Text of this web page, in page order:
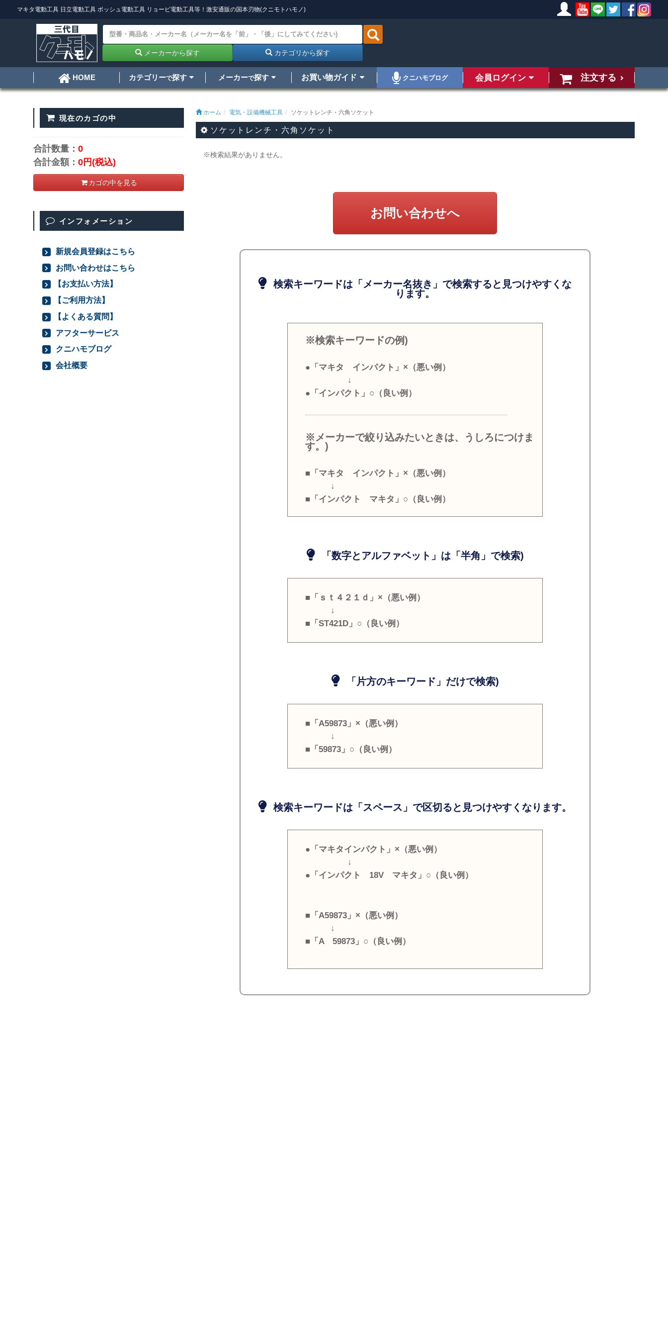
マキタ電動工具 日立電動工具 ボッシュ電動工具 リョービ電動工具等！激安通販の国本刃物(クニモトハモノ)
メーカーから探す カテゴリから探す
HOME カテゴリーで探す メーカーで探す お買い物ガイド クニハモブログ 会員ログイン 注文する
ホーム 電気・設備機械工具 ソケットレンチ・六角ソケット
ソケットレンチ・六角ソケット
※検索結果がありません。
お問い合わせへ
検索キーワードは「メーカー名抜き」で検索すると見つけやすくな
ります。
※検索キーワードの例)
●「マキタ インパクト」×（悪い例）
↓
●「インパクト」○（良い例）
※メーカーで絞り込みたいときは、うしろにつけま
す。)
■「マキタ インパクト」×（悪い例）
↓
■「インパクト マキタ」○（良い例）
「数字とアルファベット」は「半角」で検索)
■「ｓｔ４２１ｄ」×（悪い例）
↓
■「ST421D」○（良い例）
「片方のキーワード」だけで検索)
■「A59873」×（悪い例）
↓
■「59873」○（良い例）
検索キーワードは「スペース」で区切ると見つけやすくなります。
●「マキタインパクト」×（悪い例）
↓
●「インパクト 18V マキタ」○（良い例）
■「A59873」×（悪い例）
↓
■「A 59873」○（良い例）
現在のカゴの中
合計数量：0
合計金額：0円(税込)
カゴの中を見る
インフォメーション
新規会員登録はこちら
お問い合わせはこちら
【お支払い方法】
【ご利用方法】
【よくある質問】
アフターサービス
クニハモブログ
会社概要